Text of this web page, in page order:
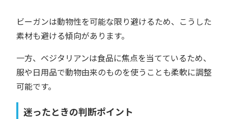
ビーガンは動物性を可能な限り避けるため、こうした
素材も避ける傾向があります。
一方、ベジタリアンは食品に焦点を当てているため、
服や日用品で動物由来のものを使うことも柔軟に調整
可能です。
迷ったときの判断ポイント